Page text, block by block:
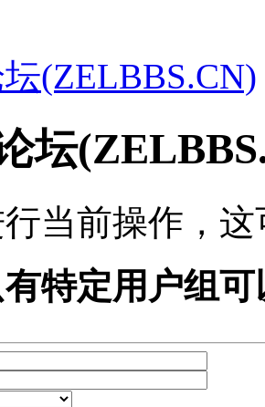
(ZELBBS.CN)
坛
当前操作，
特定用户组